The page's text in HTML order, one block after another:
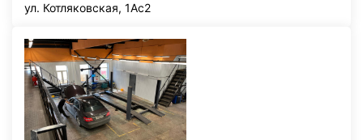
ул. Котляковская, 1Ас2